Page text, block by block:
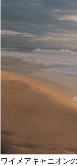
ワイメアキャニオン